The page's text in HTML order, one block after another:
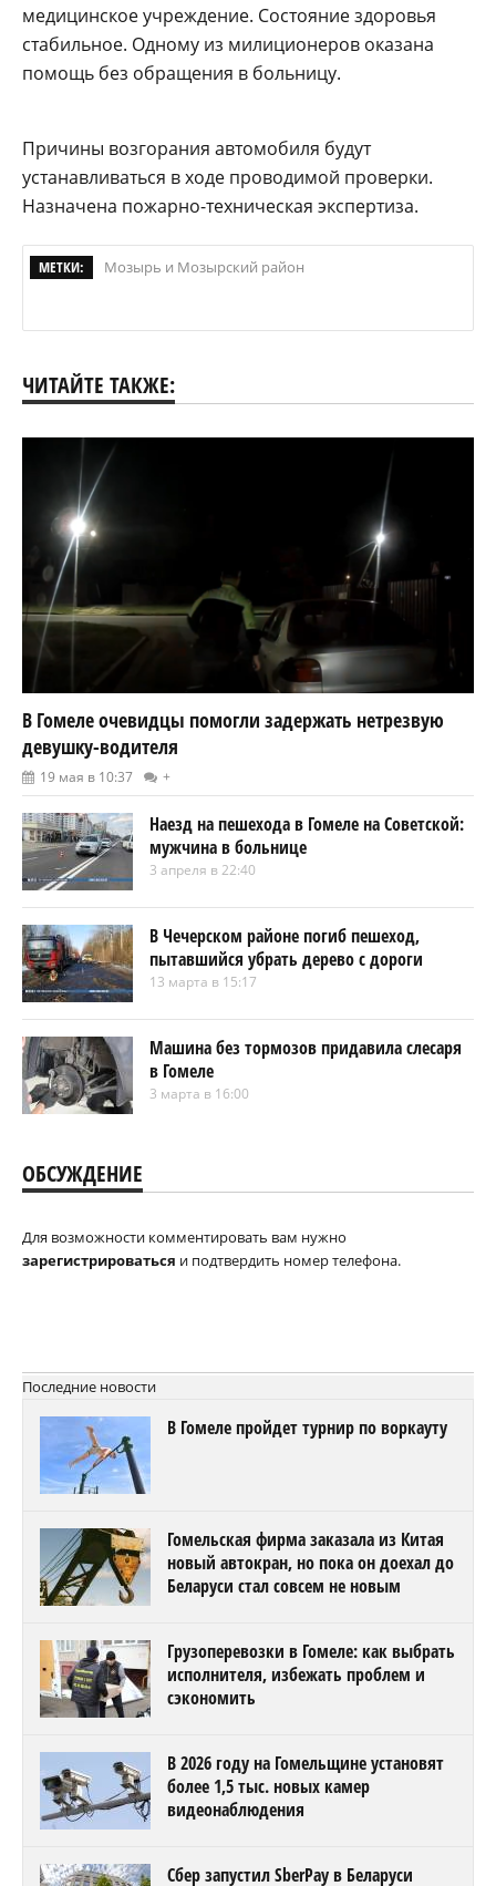
медицинское учреждение. Состояние здоровья
стабильное. Одному из милиционеров оказана
помощь без обращения в больницу.
Причины возгорания автомобиля будут
устанавливаться в ходе проводимой проверки.
Назначена пожарно-техническая экспертиза.
МЕТКИ: Мозырь и Мозырский район
ЧИТАЙТЕ ТАКЖЕ:
В Гомеле очевидцы помогли задержать нетрезвую
девушку-водителя
19 мая в 10:37 +
Наезд на пешехода в Гомеле на Советской:
мужчина в больнице
3 апреля в 22:40
В Чечерском районе погиб пешеход,
пытавшийся убрать дерево с дороги
13 марта в 15:17
Машина без тормозов придавила слесаря
в Гомеле
3 марта в 16:00
ОБСУЖДЕНИЕ
Для возможности комментировать вам нужно
зарегистрироваться и подтвердить номер телефона.
Последние новости
В Гомеле пройдет турнир по воркауту
Гомельская фирма заказала из Китая
новый автокран, но пока он доехал до
Беларуси стал совсем не новым
Грузоперевозки в Гомеле: как выбрать
исполнителя, избежать проблем и
сэкономить
В 2026 году на Гомельщине установят
более 1,5 тыс. новых камер
видеонаблюдения
Сбер запустил SberPay в Беларуси